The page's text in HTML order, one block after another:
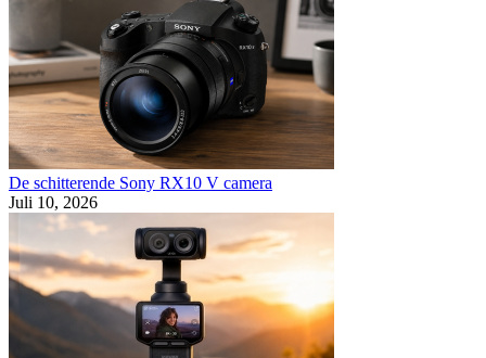
De schitterende Sony RX10 V camera
Juli 10, 2026